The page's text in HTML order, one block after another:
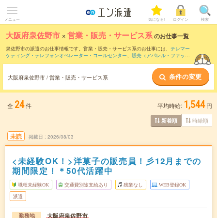
メニュー 気になる! ログイン 検索
大阪府泉佐野市 ×営業・販売・サービス系のお仕事一覧
泉佐野市の派遣のお仕事情報です。営業・販売・サービス系のお仕事には、 テレマー
ケティング・テレフォンオペレーター・コールセンター、 販売（アパレル・ファッシ
などのこだわり条件で絞り込んでいただけます。
大阪府泉佐野市 / 営業・販売・サービス系 条件の変更
全 24件 平均時給: 1,544 円
新着順 時給順
未読 掲載日 2026/08/03
<未経験OK！>洋菓子の販売員！彡12月までの
期間限定！＊50代活躍中
職種未経験OK 交通費別途支給あり 残業なし WEB登録OK
派遣
勤務地 大阪府泉佐野市